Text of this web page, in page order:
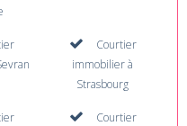
Courtier
immobilier à
Strasbourg
Courtier